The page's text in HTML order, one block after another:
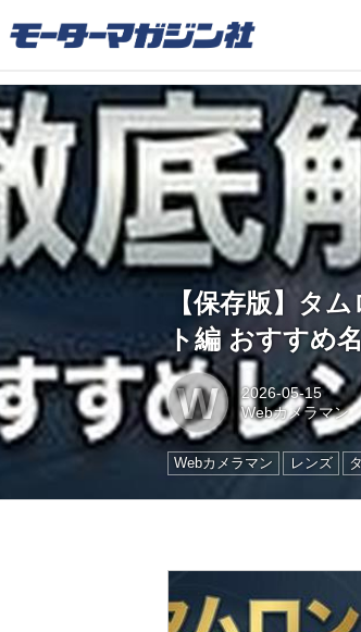
【保存版】タ
ト編 おすすめ
W
2026-05-15
Webカメラマン
Webカメラマン レンズ